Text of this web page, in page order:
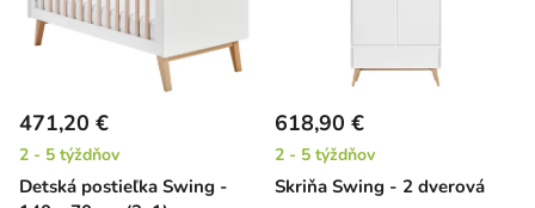
Detská postieľka Swing -
471,20 €
2 - 5 týždňov
Skriňa Swing - 2 dverová
618,90 €
2 - 5 týždňov